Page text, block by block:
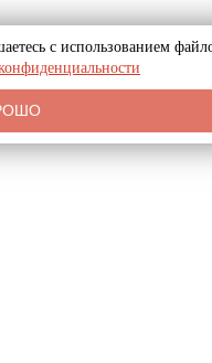
с использованием